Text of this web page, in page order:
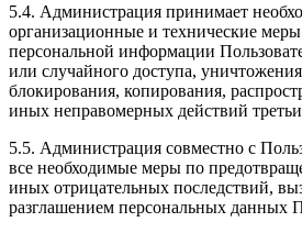
5.4. Администрация принимает
организационные и технические
персональной информации
или случайного доступа,
блокирования, копирования,
иных неправомерных действий
5.5. Администрация совместно с
все необходимые меры по
иных отрицательных последствий,
разглашением персональных данных